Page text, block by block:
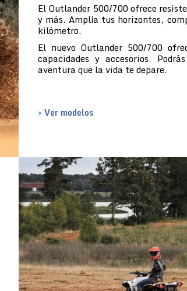
El Outlander 500/700 ofrece
y más. Amplía tus horizontes,
kilómetro.
El nuevo Outlander 500/700
capacidades y accesorios.
aventura que la vida te depare.
> Ver modelos